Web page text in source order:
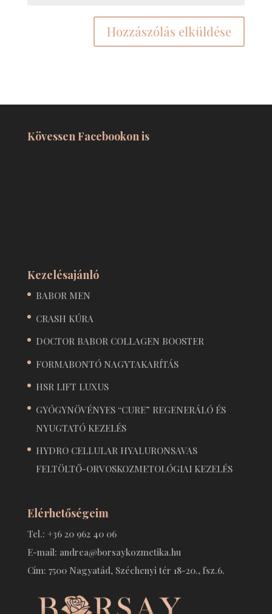
Kövessen Facebookon is
Kezelésajánló
BABOR MEN
CRASH KÚRA
DOCTOR BABOR COLLAGEN BOOSTER
FORMABONTÓ NAGYTAKARÍTÁS
HSR LIFT LUXUS
GYÓGYNÖVÉNYES “CURE” REGENERÁLÓ ÉS
NYUGTATÓ KEZELÉS
HYDRO CELLULAR HYALURONSAVAS
FELTÖLTŐ-ORVOSKOZMETOLÓGIAI KEZELÉS
Elérhetőségeim
Tel.: +36 20 962 40 06
E-mail: andrea@borsaykozmetika.hu
Cím: 7500 Nagyatád, Széchenyi tér 18-20., fsz.6.